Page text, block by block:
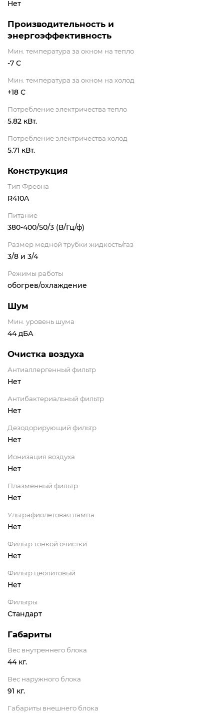
Нет
Производительность и
энергоэффективность
Мин. температура за окном на тепло
-7 С
Мин. температура за окном на холод
+18 С
Потребление электричества тепло
5.82 кВт.
Потребление электричества холод
5.71 кВт.
Конструкция
Тип Фреона
R410A
Питание
380-400/50/3 (В/Гц/ф)
Размер медной трубки жидкость/газ
3/8 и 3/4
Режимы работы
обогрев/охлаждение
Шум
Мин. уровень шума
44 дБА
Очистка воздуха
Антиаллергенный фильтр
Нет
Антибактериальный фильтр
Нет
Дезодорирующий фильтр
Нет
Ионизация воздуха
Нет
Плазменный фильтр
Нет
Ультрафиолетовая лампа
Нет
Фильтр тонкой очистки
Нет
Фильтр цеолитовый
Нет
Фильтры
Стандарт
Габариты
Вес внутреннего блока
44 кг.
Вес наружного блока
91 кг.
Габариты внешнего блока